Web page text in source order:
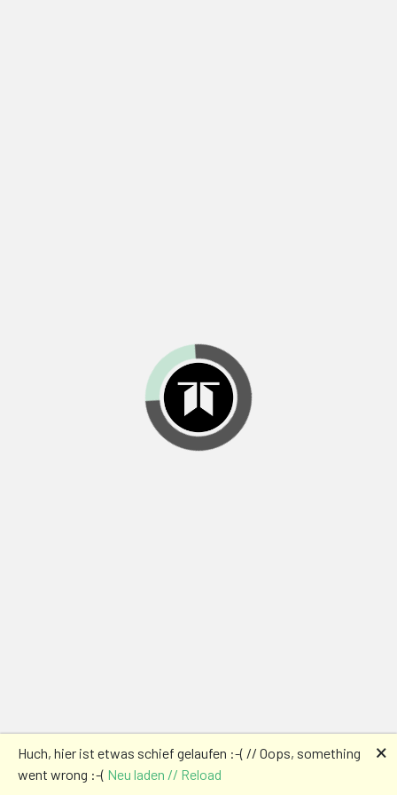
Huch, hier ist etwas schief gelaufen :-( // Oops, something
went wrong :-( Neu laden // Reload
🗙